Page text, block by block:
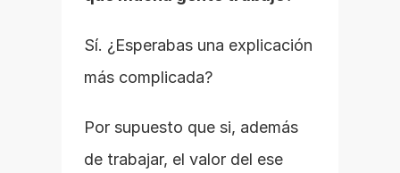
Sí. ¿Esperabas una explicación
más complicada?
Por supuesto que si, además
de trabajar, el valor del ese